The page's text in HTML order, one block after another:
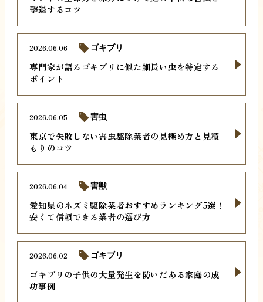
撃退するコツ
専門家が語るゴキブリに似た細長い虫を特定する
ポイント
2026.06.06 ゴキブリ
東京で失敗しない害虫駆除業者の見極め方と見積
もりのコツ
2026.06.05 害虫
愛知県のネズミ駆除業者おすすめランキング5選！
安くて信頼できる業者の選び方
2026.06.04 害獣
ゴキブリの子供の大量発生を防いだある家庭の成
功事例
2026.06.02 ゴキブリ